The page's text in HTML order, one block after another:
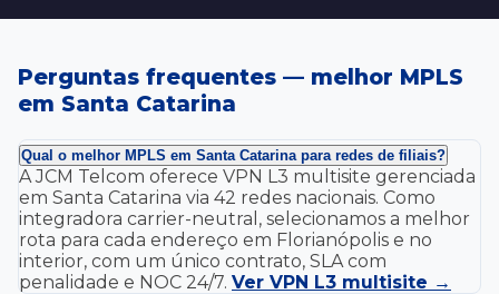
Perguntas frequentes — melhor MPLS
em Santa Catarina
Qual o melhor MPLS em Santa Catarina para redes de filiais?
A JCM Telcom oferece VPN L3 multisite gerenciada
em Santa Catarina via 42 redes nacionais. Como
integradora carrier-neutral, selecionamos a melhor
rota para cada endereço em Florianópolis e no
interior, com um único contrato, SLA com
penalidade e NOC 24/7. Ver VPN L3 multisite →